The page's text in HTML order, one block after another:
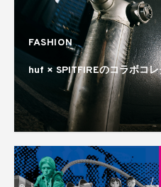
FASHION
huf × SPITFIREのコラボコ